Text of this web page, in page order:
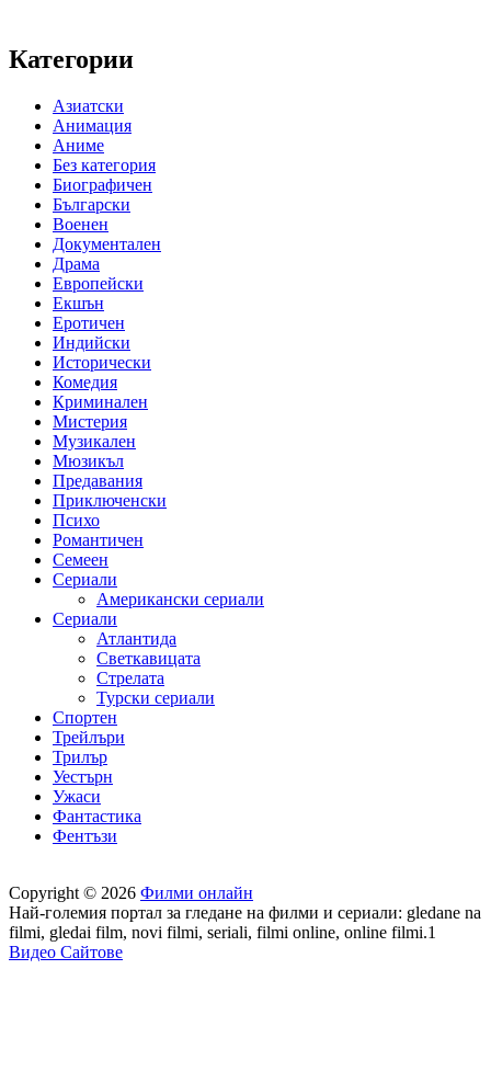
Категории
Азиатски
Анимация
Аниме
Без категория
Биографичен
Български
Военен
Документален
Драма
Европейски
Екшън
Еротичен
Индийски
Исторически
Комедия
Криминален
Мистерия
Музикален
Мюзикъл
Предавания
Приключенски
Психо
Романтичен
Семеен
Сериали
Американски сериали
Сериали
Атлантида
Светкавицата
Стрелата
Турски сериали
Спортен
Трейлъри
Трилър
Уестърн
Ужаси
Фантастика
Фентъзи
Copyright © 2026 Филми онлайн
Най-големия портал за гледане на филми и сериали: gledane na
filmi, gledai film, novi filmi, seriali, filmi online, online filmi.1
Видео Сайтове